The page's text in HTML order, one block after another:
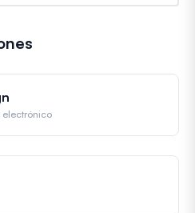
electrónico